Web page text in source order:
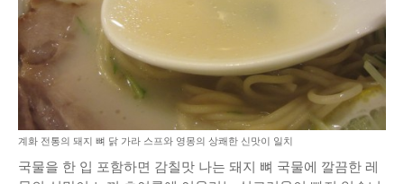
계화 전통의 돼지 뼈 닭 가라 스프와 영몽의 상쾌한 신맛이 일치
국물을 한 입 포함하면 감칠맛 나는 돼지 뼈 국물에 깔끔한 레